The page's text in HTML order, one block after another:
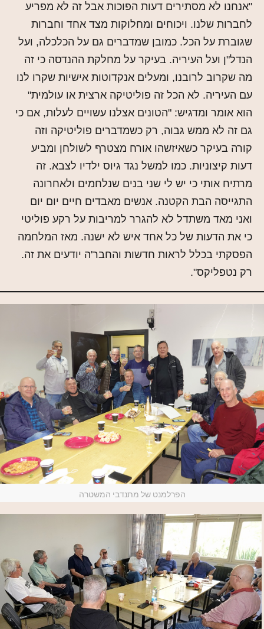
"אנחנו לא מסתירים דעות הפוכות אבל זה לא מפריע
לחברות שלנו. ויכוחים ומחלוקות מצד אחד וחברות
שגוברת על הכל. כמובן שמדברים גם על הכלכלה, ועל
הנדל"ן ועל העיריה. בעיקר על מחלקת ההנדסה כי זה
מה שקרוב לרובנו, ומעלים אנקדוטות אישיות שקרו לנו
עם העיריה. לא הכל זה פוליטיקה ארצית או עולמית"
הוא אומר ומדגיש: "הטונים אצלנו עשויים לעלות, אם כי
גם זה לא ממש גבוה, רק כשמדברים פוליטיקה וזה
קורה בעיקר כשאיזשהו אורח מצטרף לשולחן ומביע
דעות קיצוניות. כמו למשל נגד גיוס ילדיו לצבא. זה
מרתיח אותי כי יש לי שני בנים שנלחמים ולאחרונה
התגייסה הבת הקטנה. אנשים מאבדים חיים יום יום
ואני מאד משתדל לא להגרר למריבות על רקע פוליטי
כי את הדעות של כל אחד איש לא ישנה. מאז המלחמה
הפסקתי בכלל לראות חדשות והחבר'ה יודעים את זה.
רק נטפליקס".
הפרלמנט של מתנדבי המשטרה